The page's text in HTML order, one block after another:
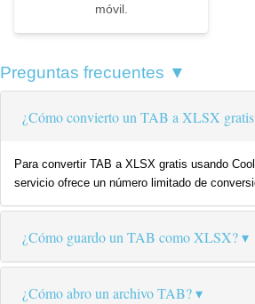
móvil.
Preguntas frecuentes ▼
¿Cómo convierto un TAB a XLSX
Para convertir TAB a XLSX gratis usando
servicio ofrece un número limitado de
¿Cómo guardo un TAB como XLSX?
¿Cómo abro un archivo TAB?